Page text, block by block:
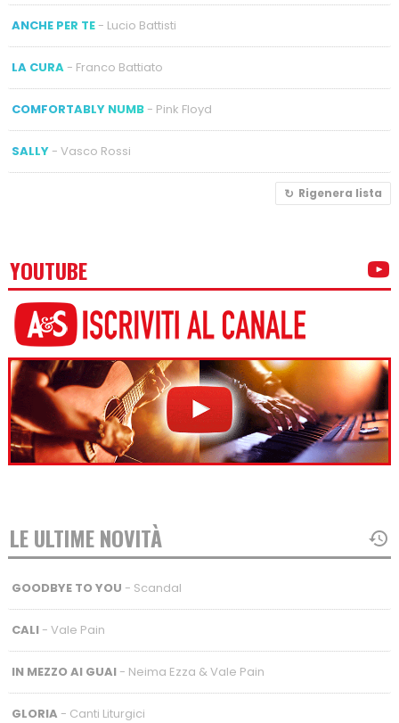
ANCHE PER TE- Lucio Battisti
LA CURA- Franco Battiato
COMFORTABLY NUMB- Pink Floyd
SALLY- Vasco Rossi
Rigenera lista
YOUTUBE
LE ULTIME NOVITÀ
GOODBYE TO YOU - Scandal
CALI- Vale Pain
IN MEZZO AI GUAI- Neima Ezza & Vale Pain
GLORIA - Canti Liturgici